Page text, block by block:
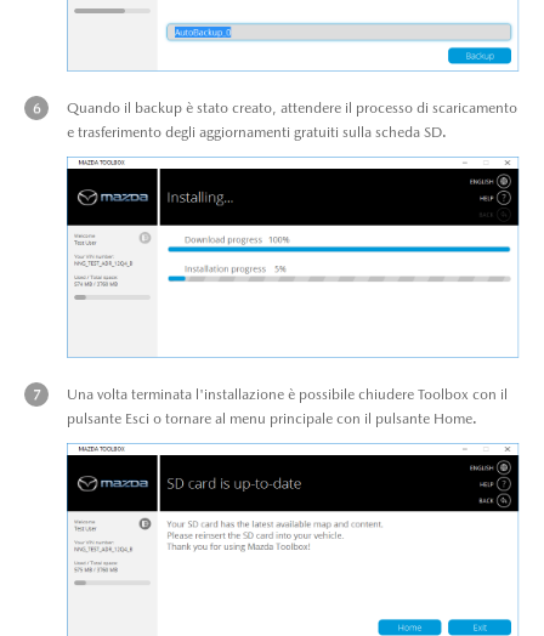
Quando il backup è stato creato, attendere il processo di scaricamento
e trasferimento degli aggiornamenti gratuiti sulla scheda SD.
Una volta terminata l'installazione è possibile chiudere Toolbox con il
pulsante Esci o tornare al menu principale con il pulsante Home.